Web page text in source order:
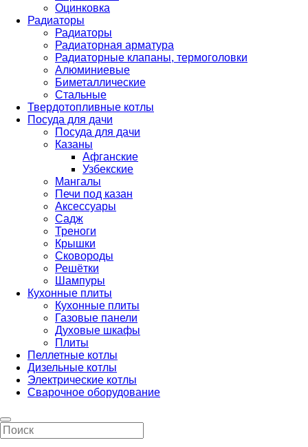
Оцинковка
Радиаторы
Радиаторы
Радиаторная арматура
Радиаторные клапаны, термоголовки
Алюминиевые
Биметаллические
Стальные
Твердотопливные котлы
Посуда для дачи
Посуда для дачи
Казаны
Афганские
Узбекские
Мангалы
Печи под казан
Аксессуары
Садж
Треноги
Крышки
Сковороды
Решётки
Шампуры
Кухонные плиты
Кухонные плиты
Газовые панели
Духовые шкафы
Плиты
Пеллетные котлы
Дизельные котлы
Электрические котлы
Сварочное оборудование